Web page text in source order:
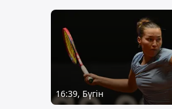
16:39, Бүгін